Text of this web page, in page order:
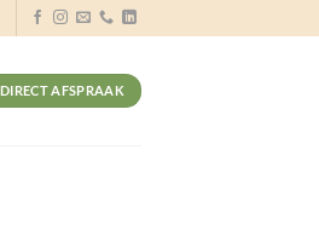
AFSPRAAK